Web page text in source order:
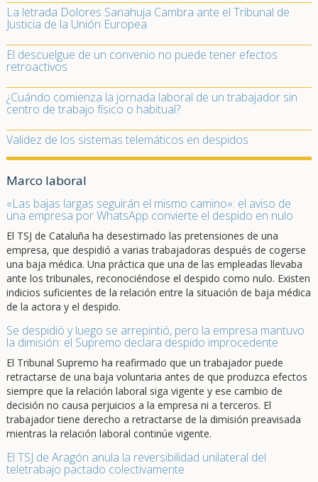
La letrada Dolores Sanahuja Cambra ante el Tribunal de
Justicia de la Unión Europea
El descuelgue de un convenio no puede tener efectos
retroactivos
¿Cuándo comienza la jornada laboral de un trabajador sin
centro de trabajo físico o habitual?
Validez de los sistemas telemáticos en despidos
Marco laboral
«Las bajas largas seguirán el mismo camino»: el aviso de
una empresa por WhatsApp convierte el despido en nulo
El TSJ de Cataluña ha desestimado las pretensiones de una
empresa, que despidió a varias trabajadoras después de cogerse
una baja médica. Una práctica que una de las empleadas llevaba
ante los tribunales, reconociéndose el despido como nulo. Existen
indicios suficientes de la relación entre la situación de baja médica
de la actora y el despido.
Se despidió y luego se arrepintió, pero la empresa mantuvo
la dimisión: el Supremo declara despido improcedente
El Tribunal Supremo ha reafirmado que un trabajador puede
retractarse de una baja voluntaria antes de que produzca efectos
siempre que la relación laboral siga vigente y ese cambio de
decisión no causa perjuicios a la empresa ni a terceros. El
trabajador tiene derecho a retractarse de la dimisión preavisada
mientras la relación laboral continúe vigente.
El TSJ de Aragón anula la reversibilidad unilateral del
teletrabajo pactado colectivamente